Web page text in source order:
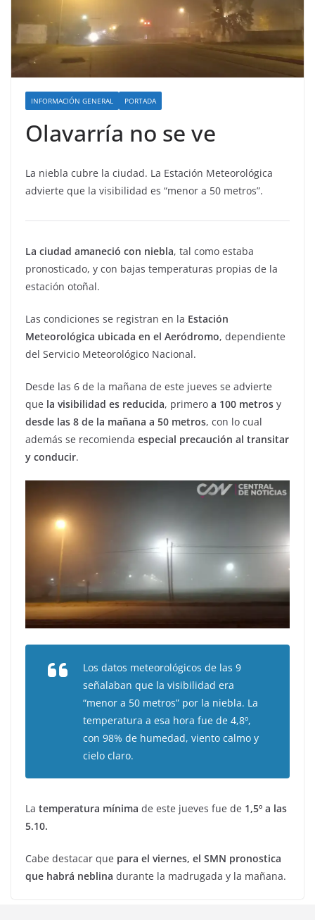
INFORMACIÓN GENERAL PORTADA
Olavarría no se ve
La niebla cubre la ciudad. La Estación Meteorológica
advierte que la visibilidad es “menor a 50 metros”.
La ciudad amaneció con niebla, tal como estaba
pronosticado, y con bajas temperaturas propias de la
estación otoñal.
Las condiciones se registran en la Estación
Meteorológica ubicada en el Aeródromo, dependiente
del Servicio Meteorológico Nacional.
Desde las 6 de la mañana de este jueves se advierte
que la visibilidad es reducida, primero a 100 metros y
desde las 8 de la mañana a 50 metros, con lo cual
además se recomienda especial precaución al transitar
y conducir.
Los datos meteorológicos de las 9
señalaban que la visibilidad era
“menor a 50 metros” por la niebla. La
temperatura a esa hora fue de 4,8º,
con 98% de humedad, viento calmo y
cielo claro.
La temperatura mínima de este jueves fue de 1,5º a las
5.10.
Cabe destacar que para el viernes, el SMN pronostica
que habrá neblina durante la madrugada y la mañana.